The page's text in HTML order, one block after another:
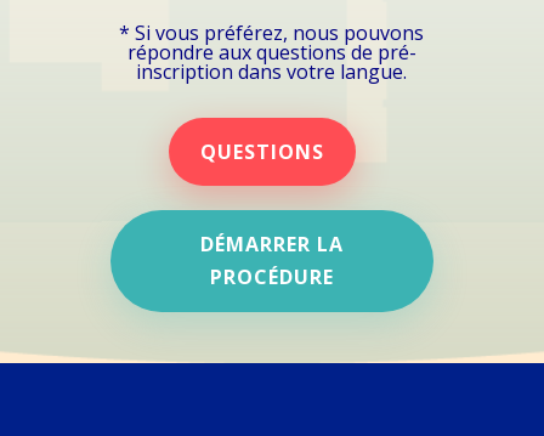
* Si vous préférez, nous pouvons
répondre aux questions de pré-
inscription dans votre langue.
QUESTIONS
DÉMARRER LA
PROCÉDURE